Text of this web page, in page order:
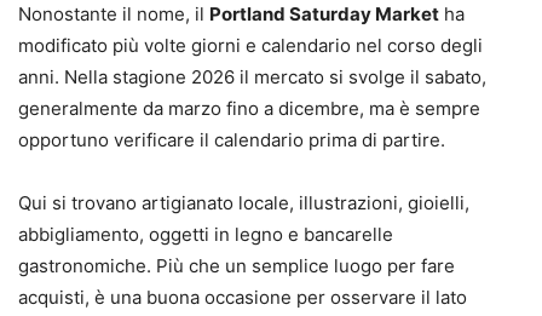
Nonostante il nome, il Portland Saturday Market ha
modificato più volte giorni e calendario nel corso degli
anni. Nella stagione 2026 il mercato si svolge il sabato,
generalmente da marzo fino a dicembre, ma è sempre
opportuno verificare il calendario prima di partire.
Qui si trovano artigianato locale, illustrazioni, gioielli,
abbigliamento, oggetti in legno e bancarelle
gastronomiche. Più che un semplice luogo per fare
acquisti, è una buona occasione per osservare il lato